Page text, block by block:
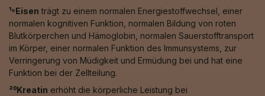
¹⁹Eisen trägt zu einem normalen Energiestoffwechsel, einer
normalen kognitiven Funktion, normalen Bildung von roten
Blutkörperchen und Hämoglobin, normalen Sauerstofftransport
im Körper, einer normalen Funktion des Immunsystems, zur
Verringerung von Müdigkeit und Ermüdung bei und hat eine
Funktion bei der Zellteilung.
²⁰Kreatin erhöht die körperliche Leistung bei